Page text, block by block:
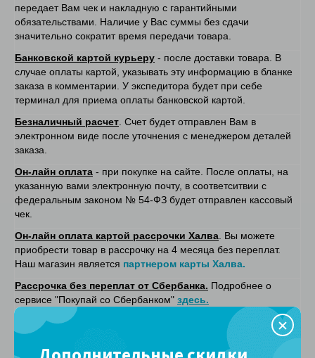
передает Вам чек и накладную с гарантийными
обязательствами. Наличие у Вас суммы без сдачи
значительно сократит время передачи товара.
Банковской картой курьеру - после доставки товара. В
случае оплаты картой, указывать эту информацию в бланке
заказа в комментарии. У экспедитора будет при себе
терминал для приема оплаты банковской картой.
Безналичный расчет . Счет будет отправлен Вам в
электронном виде после уточнения с менеджером деталей
заказа.
Он-лайн оплата - при покупке на сайте. После оплаты, на
указанную вами электронную почту, в соответситвии с
федеральным законом № 54-ФЗ будет отправлен кассовый
чек.
Он-лайн оплата картой рассрочки Халва . Вы можете
приобрести товар в рассрочку на 4 месяца без переплат.
Наш магазин является партнером карты Халва.
Рассрочка без переплат от Сбербанка. Подробнее о
сервисе "Покупай со Сбербанком" здесь.
Дополнительные услуги
1400 руб. за 1